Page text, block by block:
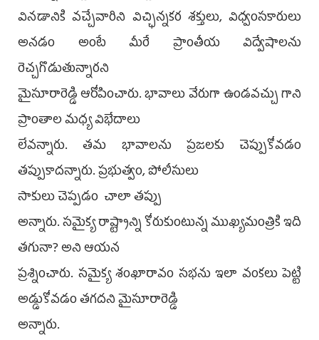
వినడానికి వచ్చేవారిని విచ్ఛిన్నకర శక్తులు, విధ్వంసకారులు
అనడం అంటే మీరే ప్రాంతీయ విద్వేషాలను
రెచ్చగొడుతున్నారని
మైసూరారెడ్డి ఆరోపించారు. భావాలు వేరుగా ఉండవచ్చు గాని
ప్రాంతాల మధ్య విభేదాలు
లేవన్నారు. తమ భావాలను ప్రజలకు చెప్పుకోవడం
తప్పుకాదన్నారు. ప్రభుత్వం, పోలీసులు
సాకులు చెప్పడం చాలా తప్పు
అన్నారు. సమైక్య రాష్ట్రాన్ని కోరుకుంటున్న ముఖ్యమంత్రికి ఇది
తగునా? అని ఆయన
ప్రశ్నించారు. సమైక్య శంఖారావం సభను ఇలా వంకలు పెట్టి
అడ్డుకోవడం తగదని మైసూరారెడ్డి
అన్నారు.